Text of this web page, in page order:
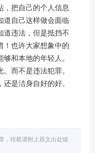
，把自己的个人信息
道自己这样做会面临
道违法，但是抵挡不
！也许大家想象中的
和本地的年轻人。
而不是违法犯罪。
是洁身自好的好。
，转载请附上原文出处链